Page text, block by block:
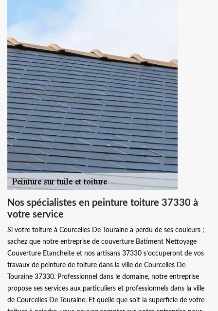
Nos spécialistes en peinture toiture 37330 à
votre service
Si votre toiture à Courcelles De Touraine a perdu de ses couleurs ;
sachez que notre entreprise de couverture Batiment Nettoyage
Couverture Etancheite et nos artisans 37330 s’occuperont de vos
travaux de peinture de toiture dans la ville de Courcelles De
Touraine 37330. Professionnel dans le domaine, notre entreprise
propose ses services aux particuliers et professionnels dans la ville
de Courcelles De Touraine. Et quelle que soit la superficie de votre